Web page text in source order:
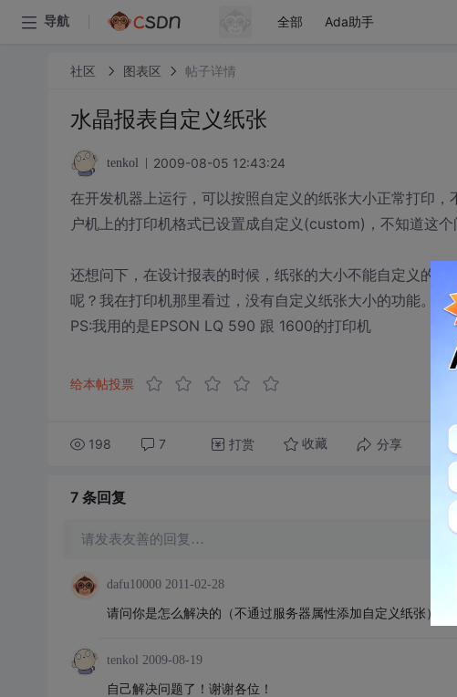
导航 全部 Ada助手
社区 图表区 帖子详情
水晶报表自定义纸张
tenkol 2009-08-05 12:43:24
在开发机器上运行，可以按照自定义的纸张大小正常打印
户机上的打印机格式已设置成自定义(custom)，不知道这个
还想问下，在设计报表的时候，纸张的大小不能自定义的
呢？我在打印机那里看过，没有自定义纸张大小的功能。。
PS:我用的是EPSON LQ 590 跟 1600的打印机
给本帖投票
198 7 打赏 收藏 分享
7 条回复
请发表友善的回复…
dafu10000 2011-02-28
请问你是怎么解决的（不通过服务器属性添加自定义纸张）
tenkol 2009-08-19
自己解决问题了！谢谢各位！